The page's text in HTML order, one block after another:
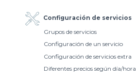
Configuración de servicios
Grupos de servicios
Configuración de un servicio
Configuración de servicios extra
Diferentes precios según día/hora